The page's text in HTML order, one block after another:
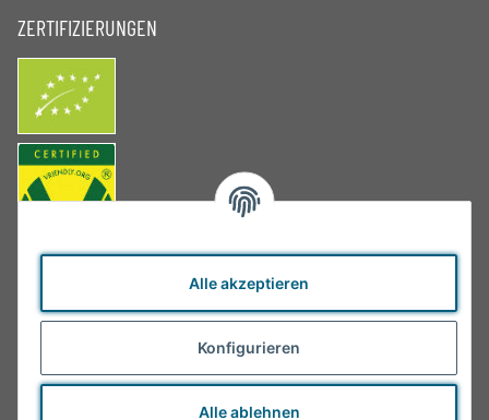
Alle akzeptieren
Konfigurieren
Alle ablehnen
ZERTIFIZIERUNGEN